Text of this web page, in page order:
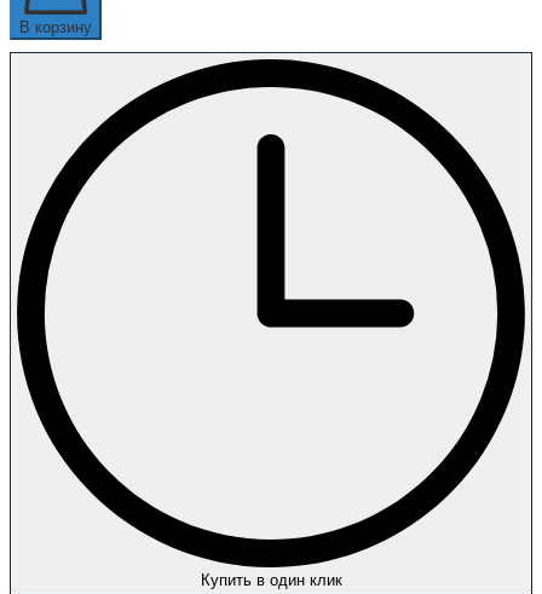
В корзину
Купить в один клик